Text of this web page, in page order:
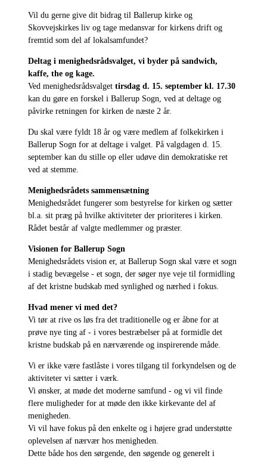
Vil du gerne give dit bidrag til Ballerup kirke og
Skovvejskirkes liv og tage medansvar for kirkens drift og
fremtid som del af lokalsamfundet?
Deltag i menighedsrådsvalget, vi byder på sandwich,
kaffe, the og kage.
Ved menighedsrådsvalget tirsdag d. 15. september kl. 17.30
kan du gøre en forskel i Ballerup Sogn, ved at deltage og
påvirke retningen for kirken de næste 2 år.
Du skal være fyldt 18 år og være medlem af folkekirken i
Ballerup Sogn for at deltage i valget. På valgdagen d. 15.
september kan du stille op eller udøve din demokratiske ret
ved at stemme.
Menighedsrådets sammensætning
Menighedsrådet fungerer som bestyrelse for kirken og sætter
bl.a. sit præg på hvilke aktiviteter der prioriteres i kirken.
Rådet består af valgte medlemmer og præster.
Visionen for Ballerup Sogn
Menighedsrådets vision er, at Ballerup Sogn skal være et sogn
i stadig bevægelse - et sogn, der søger nye veje til formidling
af det kristne budskab med synlighed og nærhed i fokus.
Hvad mener vi med det?
Vi tør at rive os løs fra det traditionelle og er åbne for at
prøve nye ting af - i vores bestræbelser på at formidle det
kristne budskab på en nærværende og inspirerende måde.
Vi er ikke være fastlåste i vores tilgang til forkyndelsen og de
aktiviteter vi sætter i værk.
Vi ønsker, at møde det moderne samfund - og vi vil finde
flere muligheder for at møde den ikke kirkevante del af
menigheden.
Vi vil have fokus på den enkelte og i højere grad understøtte
oplevelsen af nærvær hos menigheden.
Dette både hos den sørgende, den søgende og generelt i